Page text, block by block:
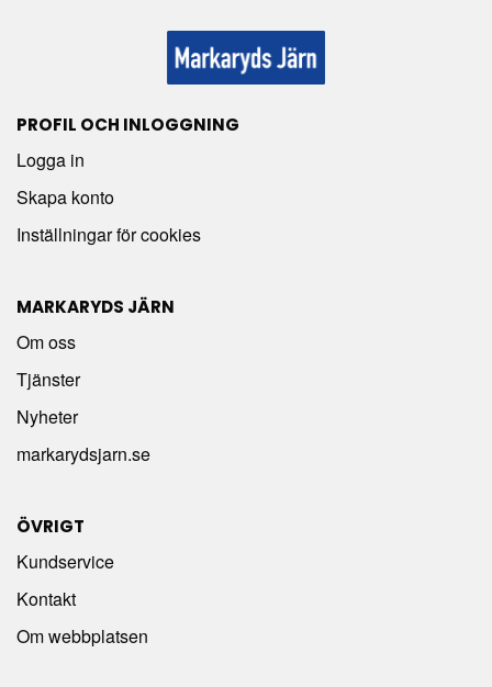
PROFIL OCH INLOGGNING
Logga in
Skapa konto
Inställningar för cookies
MARKARYDS JÄRN
Om oss
Tjänster
Nyheter
markarydsjarn.se
ÖVRIGT
Kundservice
Kontakt
Om webbplatsen